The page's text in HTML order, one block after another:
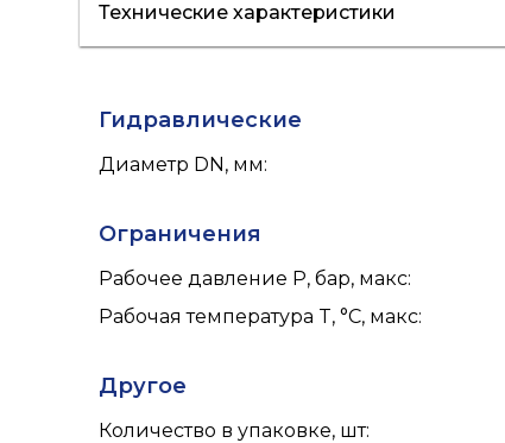
водоснабжение
Технические характеристики
Гидравлические
Диаметр DN, мм:
Ограничения
Рабочее давление P, бар, макс:
Рабочая температура T, °C, макс:
Другое
Количество в упаковке, шт: